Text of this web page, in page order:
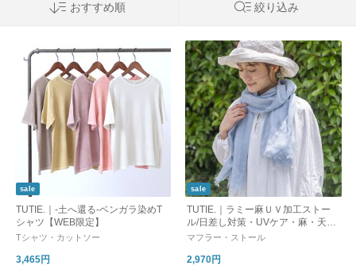
おすすめ順 絞り込み
sale
TUTIE.｜-土へ還る-ベンガラ染めT
シャツ【WEB限定】
Tシャツ・カットソー
3,465円
sale
TUTIE.｜ラミー麻ＵＶ加工ストー
ル/日差し対策・UVケア・麻・天然
素材
マフラー・ストール
2,970円